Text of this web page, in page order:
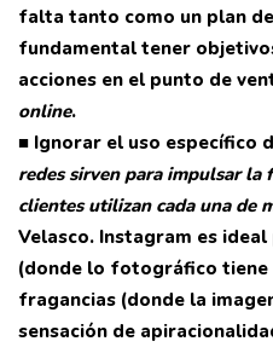
falta tanto como un plan
fundamental tener
acciones en el punto de
online.
■ Ignorar el uso específico
redes sirven para impulsar la
clientes utilizan cada una de
Velasco. Instagram es
(donde lo fotográfico
fragancias (donde la
sensación de